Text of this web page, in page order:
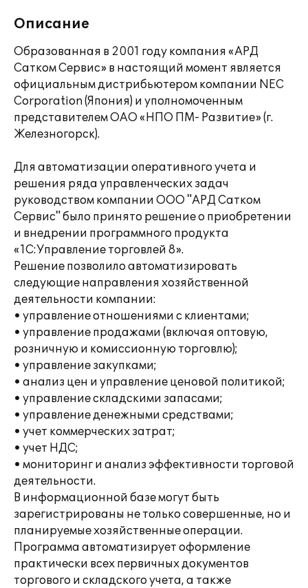
Описание
Образованная в 2001 году компания «АРД
Сатком Сервис» в настоящий момент является
официальным дистрибьютером компании NEC
Corporation (Япония) и уполномоченным
представителем OAO «НПО ПМ- Развитие» (г.
Железногорск).
Для автоматизации оперативного учета и
решения ряда управленческих задач
руководством компании ООО "АРД Сатком
Сервис" было принято решение о приобретении
и внедрении программного продукта
«1С:Управление торговлей 8».
Решение позволило автоматизировать
следующие направления хозяйственной
деятельности компании:
• управление отношениями с клиентами;
• управление продажами (включая оптовую,
розничную и комиссионную торговлю);
• управление закупками;
• анализ цен и управление ценовой политикой;
• управление складскими запасами;
• управление денежными средствами;
• учет коммерческих затрат;
• учет НДС;
• мониторинг и анализ эффективности торговой
деятельности.
В информационной базе могут быть
зарегистрированы не только совершенные, но и
планируемые хозяйственные операции.
Программа автоматизирует оформление
практически всех первичных документов
торгового и складского учета, а также